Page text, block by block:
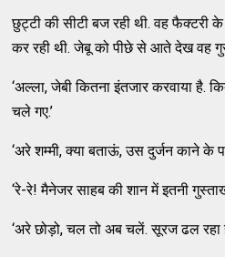
छुट्टी की सीटी बज रही थी. वह फैक्टरी
कर रही थी. जेबू को पीछे से आते देख वह
‘अल्ला, जेबी कितना इंतजार करवाया है.
चले गए.’
‘अरे शम्मी, क्या बताऊं, उस दुर्जन काने के
‘रे-रे! मैनेजर साहब की शान में इतनी
‘अरे छोड़ो, चल तो अब चलें. सूरज ढल रहा